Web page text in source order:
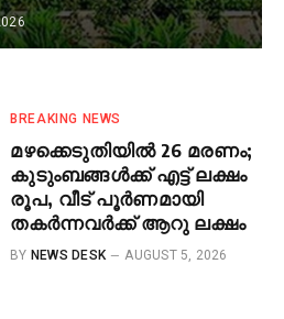
BREAKING NEWS
മഴക്കെടുതിയിൽ 26 മരണം;
കുടുംബങ്ങൾക്ക് എട്ട് ലക്ഷം
രൂപ, വീട് പൂർണമായി
തകർന്നവർക്ക് ആറു ലക്ഷം
BY NEWS DESK AUGUST 5, 2026